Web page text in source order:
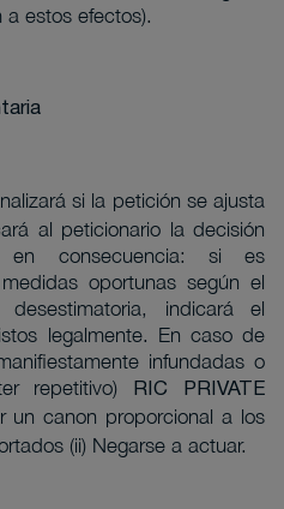
estos efectos).
si la petición se ajusta
al peticionario la decisión
en consecuencia: si es
oportunas según el
indicará el
legalmente. En caso de
infundadas o
repetitivo)
RIC PRIVATE
un canon proporcional a los
(ii) Negarse a actuar.